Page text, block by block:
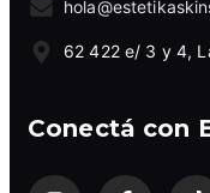
62 422 e/ 3 y 4,
Conectá con